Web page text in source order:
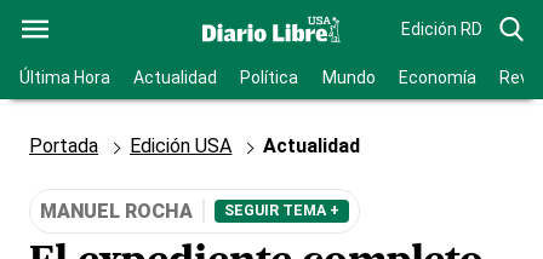
Edición RD
Última Hora Actualidad Política Mundo Economía
Portada Edición USA Actualidad
MANUEL ROCHA SEGUIR TEMA +